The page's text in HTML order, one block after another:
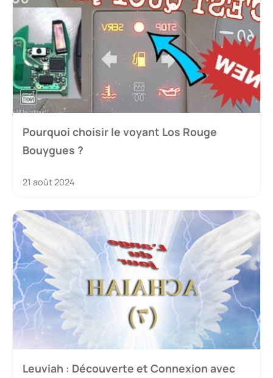
Pourquoi choisir le voyant Los Rouge
Bouygues ?
21 août 2024
Leuviah : Découverte et Connexion avec